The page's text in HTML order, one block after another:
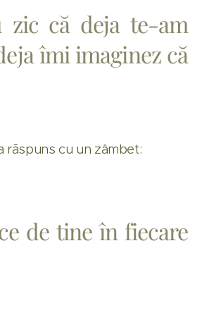
zic că deja te-am
îmi imaginez că
răspuns cu un zâmbet:
de tine în fiecare